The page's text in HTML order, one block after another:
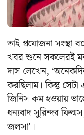
তাই প্রযোজনা সংস্থা
খবর শুনে সকলেরই
দাস লেখেন,
করছিলাম। কিন্তু
জিনিস কম হওয়ায়
ধন্যবাদ সুরিন্দর
জলসা’।